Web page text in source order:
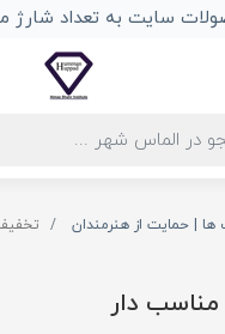
سایت به تعداد شارژ
| حمایت از هنرمندان
دار